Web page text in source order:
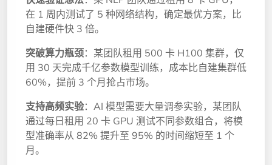
在 1 周内测试了 5 种网络结构，确定最优方案，比
自建硬件快 3 倍。
突破算力瓶颈：某团队租用 500 卡 H100 集群，仅
用 30 天完成千亿参数模型训练，成本比自建集群低
60%，提前 3 个月抢占市场。
支持高频实验：AI 模型需要大量调参实验，某团队
通过每日租用 20 卡 GPU 测试不同参数组合，将模
型准确率从 82% 提升至 95% 的时间缩短至 1 个
月。